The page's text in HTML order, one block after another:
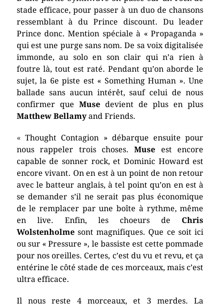
stade efficace, pour passer à un duo de chansons
ressemblant à du Prince discount. Du leader
Prince donc. Mention spéciale à « Propaganda »
qui est une purge sans nom. De sa voix digitalisée
immonde, au solo en son clair qui n’a rien à
foutre là, tout est raté. Pendant qu’on aborde le
sujet, la 6e piste est « Something Human ». Une
ballade sans aucun intérêt, sauf celui de nous
confirmer que Musedevient de plus en plus
Matthew Bellamyand Friends.
« Thought Contagion » débarque ensuite pour
nous rappeler trois choses.Muse est encore
capable de sonner rock, et Dominic Howard est
encore vivant. On en est à un point de non retour
avec le batteur anglais, à tel point qu’on en est à
se demander s’il ne serait pas plus économique
de le remplacer par une boîte à rythme, même
en live. Enfin, les choeurs de Chris
Wolstenholmesont magnifiques. Que ce soit ici
ou sur « Pressure », le bassiste est cette pommade
pour nos oreilles. Certes, c’est du vu et revu, et ça
entérine le côté stade de ces morceaux, mais c’est
ultra efficace.
Il nous reste 4 morceaux, et 3 merdes. La